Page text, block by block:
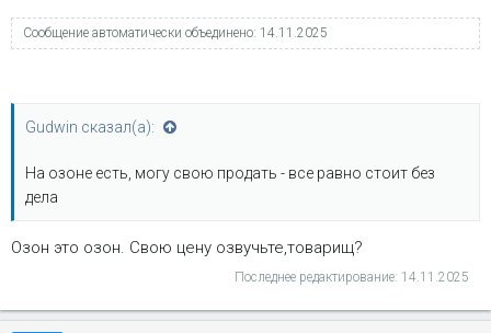
Сообщение автоматически объединено: 14.11.2025
Gudwin сказал(а):
На озоне есть, могу свою продать - все равно стоит без
дела
Озон это озон. Свою цену озвучьте,товарищ?
Последнее редактирование: 14.11.2025